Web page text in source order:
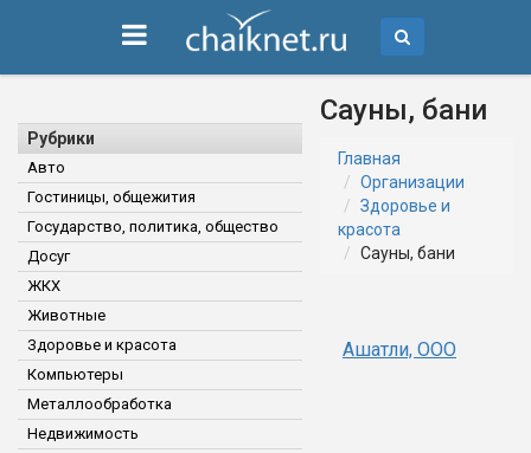
Рубрики
Авто
Гостиницы, общежития
Государство, политика, общество
Досуг
ЖКХ
Животные
Здоровье и красота
Компьютеры
Металлообработка
Недвижимость
Сауны, бани
Главная
Организации
Здоровье и
красота
Сауны, бани
Ашатли, ООО